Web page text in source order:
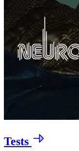
Tests